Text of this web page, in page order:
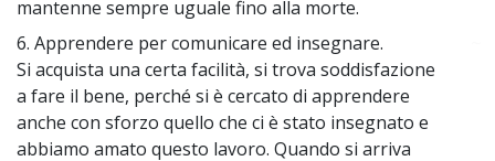
mantenne sempre uguale fino alla morte.
6. Apprendere per comunicare ed insegnare.
Si acquista una certa facilità, si trova soddisfazione
a fare il bene, perché si è cercato di apprendere
anche con sforzo quello che ci è stato insegnato e
abbiamo amato questo lavoro. Quando si arriva